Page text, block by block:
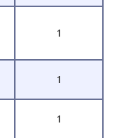
1
1
1